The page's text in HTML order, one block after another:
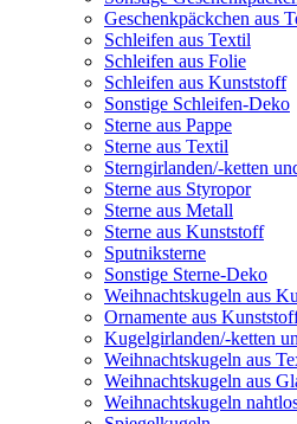
Geschenkpäckchen aus
Schleifen aus Textil
Schleifen aus Folie
Schleifen aus Kunststoff
Sonstige Schleifen-Deko
Sterne aus Pappe
Sterne aus Textil
Sterngirlanden/-ketten
Sterne aus Styropor
Sterne aus Metall
Sterne aus Kunststoff
Sputniksterne
Sonstige Sterne-Deko
Weihnachtskugeln aus
Ornamente aus
Kugelgirlanden/-ketten
Weihnachtskugeln aus
Weihnachtskugeln aus
Weihnachtskugeln